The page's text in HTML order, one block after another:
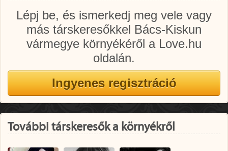
Lépj be, és ismerkedj meg vele vagy
más társkeresőkkel Bács-Kiskun
vármegye környékéről a Love.hu
oldalán.
További társkeresők a környékről